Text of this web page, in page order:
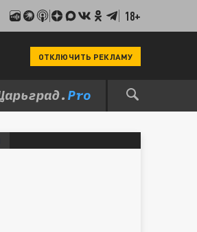
18+
ОТКЛЮЧИТЬ РЕКЛАМУ